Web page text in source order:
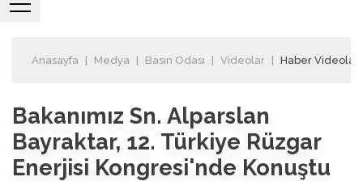
Anasayfa Medya Basın Odası Videolar Haber Videoları
Bakanımız Sn. Alparslan
Bayraktar, 12. Türkiye Rüzgar
Enerjisi Kongresi'nde Konuştu